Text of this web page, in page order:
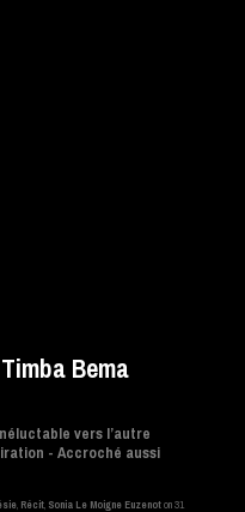
Bema
vers l’autre
- Accroché aussi
, Récit, Sonia Le Moigne Euzenoton 31